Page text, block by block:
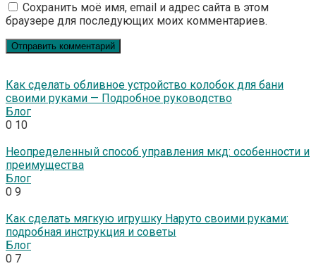
Сохранить моё имя, email и адрес сайта в этом
браузере для последующих моих комментариев.
Как сделать обливное устройство колобок для бани
своими руками — Подробное руководство
Блог
0 10
Неопределенный способ управления мкд: особенности и
преимущества
Блог
0 9
Как сделать мягкую игрушку Наруто своими руками:
подробная инструкция и советы
Блог
0 7